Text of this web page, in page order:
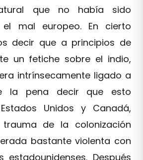
que no había sido
mal europeo. En cierto
decir que a principios de
un fetiche sobre el indio,
intrínsecamente ligado a
la pena decir que esto
Unidos y Canadá,
de la colonización
bastante violenta con
estadounidenses. Después